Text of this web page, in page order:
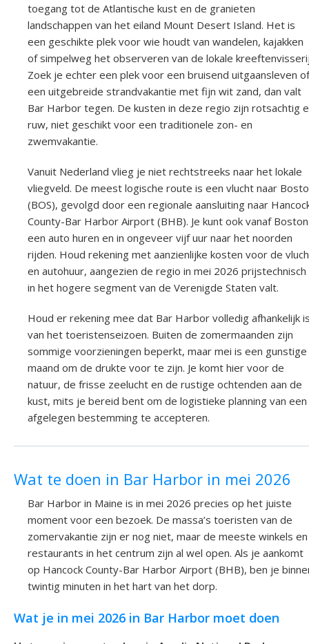
toegang tot de Atlantische kust en de granieten
landschappen van het eiland Mount Desert Island. Het is
een geschikte plek voor wie houdt van wandelen, kajakken
of simpelweg het observeren van de lokale
Zoek je echter een plek voor een bruisend uitgaansleven of
een uitgebreide strandvakantie met fijn wit zand, dan valt
Bar Harbor tegen. De kusten in deze regio zijn rotsachtig
ruw, niet geschikt voor een traditionele zon- en
zwemvakantie.
Vanuit Nederland vlieg je niet rechtstreeks naar het lokale
vliegveld. De meest logische route is een vlucht naar
(BOS), gevolgd door een regionale aansluiting naar
County-Bar Harbor Airport (BHB). Je kunt ook vanaf Boston
een auto huren en in ongeveer vijf uur naar het noorden
rijden. Houd rekening met aanzienlijke kosten voor de
en autohuur, aangezien de regio in mei 2026 prijstechnisch
in het hogere segment van de Verenigde Staten valt.
Houd er rekening mee dat Bar Harbor volledig afhankelijk
van het toeristenseizoen. Buiten de zomermaanden zijn
sommige voorzieningen beperkt, maar mei is een gunstige
maand om de drukte voor te zijn. Je komt hier voor de
natuur, de frisse zeelucht en de rustige ochtenden aan de
kust, mits je bereid bent om de logistieke planning van een
afgelegen bestemming te accepteren.
Wat te doen in Bar Harbor in mei 2026
Bar Harbor in Maine is in mei 2026 precies op het juiste
moment voor een bezoek. De massa’s toeristen van de
zomervakantie zijn er nog niet, maar de meeste winkels en
restaurants in het centrum zijn al wel open. Als je aankomt
op Hancock County-Bar Harbor Airport (BHB), ben je
twintig minuten in het hart van het dorp.
Wat je in mei 2026 in Bar Harbor moet doen